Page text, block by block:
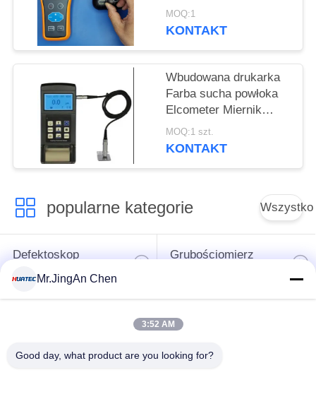
stopni Celsjusza
Warstwa farby w
MOQ:1
KONTAKT
Wbudowana drukarka
Farba sucha powłoka
Elcometer Miernik
grubości powłoki Tg110
MOQ:1 szt.
KONTAKT
popularne kategorie Wszystko
Defektoskop
ultradźwiękowy
Grubościomierz
twardości
Mr.JingAn Chen
3:52 AM
Good day, what product are you looking for?